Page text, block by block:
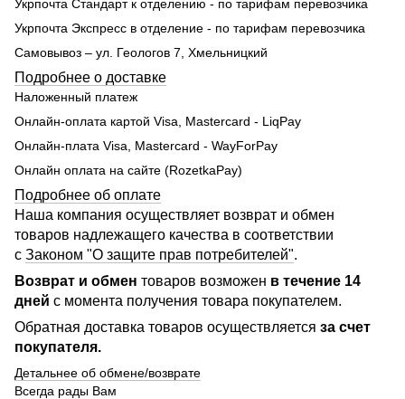
Укрпочта Стандарт к отделению - по тарифам перевозчика
Укрпочта Экспресс в отделение - по тарифам перевозчика
Самовывоз – ул. Геологов 7, Хмельницкий
Подробнее о доставке
Наложенный платеж
Онлайн-оплата картой Visa, Mastercard - LiqPay
Онлайн-плата Visa, Mastercard - WayForPay
Онлайн оплата на сайте (RozetkaPay)
Подробнее об оплате
Наша компания осуществляет возврат и обмен
товаров надлежащего качества в соответствии
с Законом "О защите прав потребителей".
Возврат и обмен товаров возможен в течение 14
дней с момента получения товара покупателем.
Обратная доставка товаров осуществляется за счет
покупателя.
Детальнее об обмене/возврате
Всегда рады Вам